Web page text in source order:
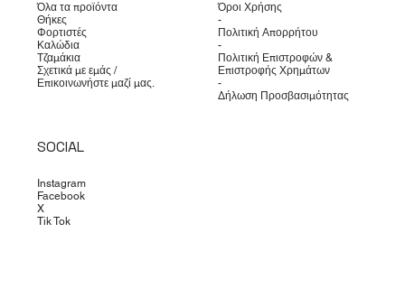
Όλα τα προϊόντα
Θήκες
Φορτιστές
Καλώδια
Τζαμάκια
Σχετικά με εμάς /
Επικοινωνήστε μαζί μας.
Όροι Χρήσης
-
Πολιτική Απορρήτου
-
Πολιτική Επιστροφών &
Επιστροφής Χρημάτων
-
Δήλωση Προσβασιμότητας
SOCIAL
Instagram
Facebook
X
Tik Tok